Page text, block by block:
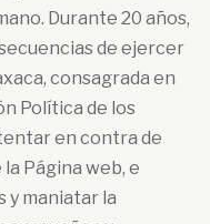
Durante 20 años,
de ejercer
consagrada en
Política de los
en contra de
Página web, e
y maniatar la